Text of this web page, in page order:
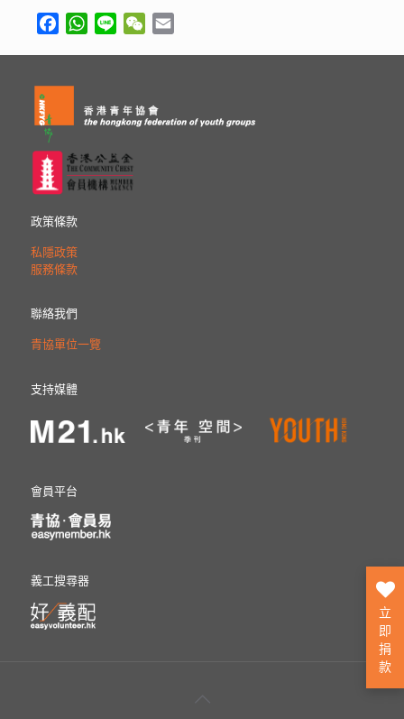
FacebookWhatsApp
Line WeChat
政策條款
私隱政策
服務條款
聯絡我們
青協單位一覽
支持媒體
會員平台
義工搜尋器
立
即
捐
款